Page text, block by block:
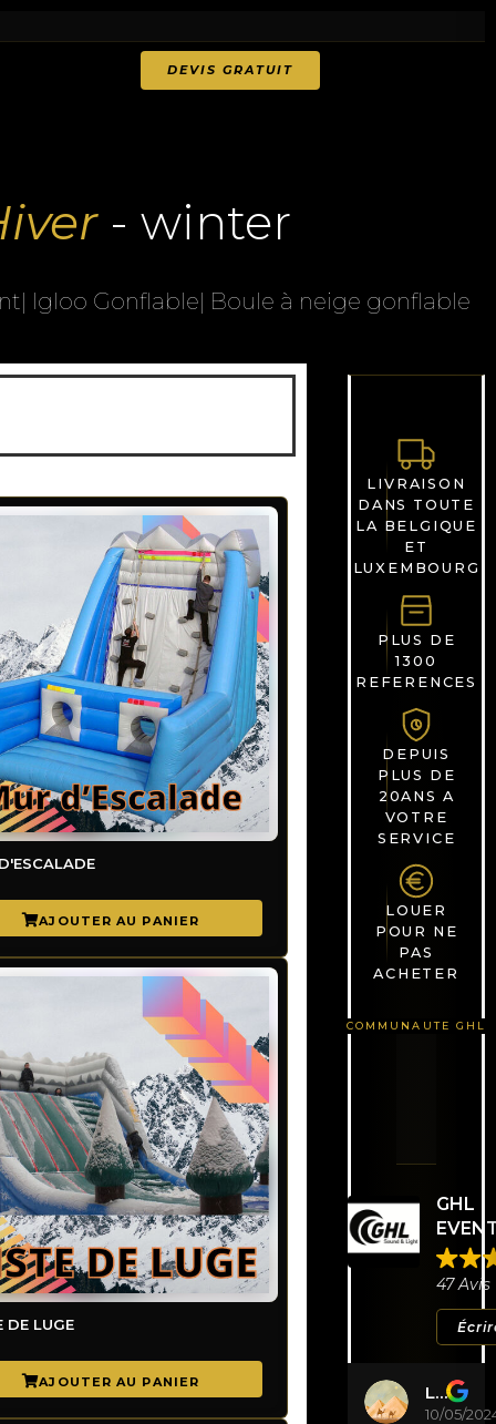
DEVIS GRATUIT
- winter
Igloo Gonflable| Boule à neige gonflable
DE LUGE
LIVRAISON
DANS TOUTE
LA BELGIQUE
ET
LUXEMBOURG
PLUS DE
1300
REFERENCES
DEPUIS
PLUS DE
20ANS A
VOTRE
SERVICE
LOUER
POUR NE
PAS
ACHETER
GHL
47 Avis
Laurine Adamus
10/05/